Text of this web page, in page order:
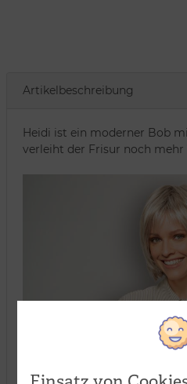
Artikelbeschreibung
Heidi ist ein moderner Bob
verleiht der Frisur noch
Verarbeitungsart: